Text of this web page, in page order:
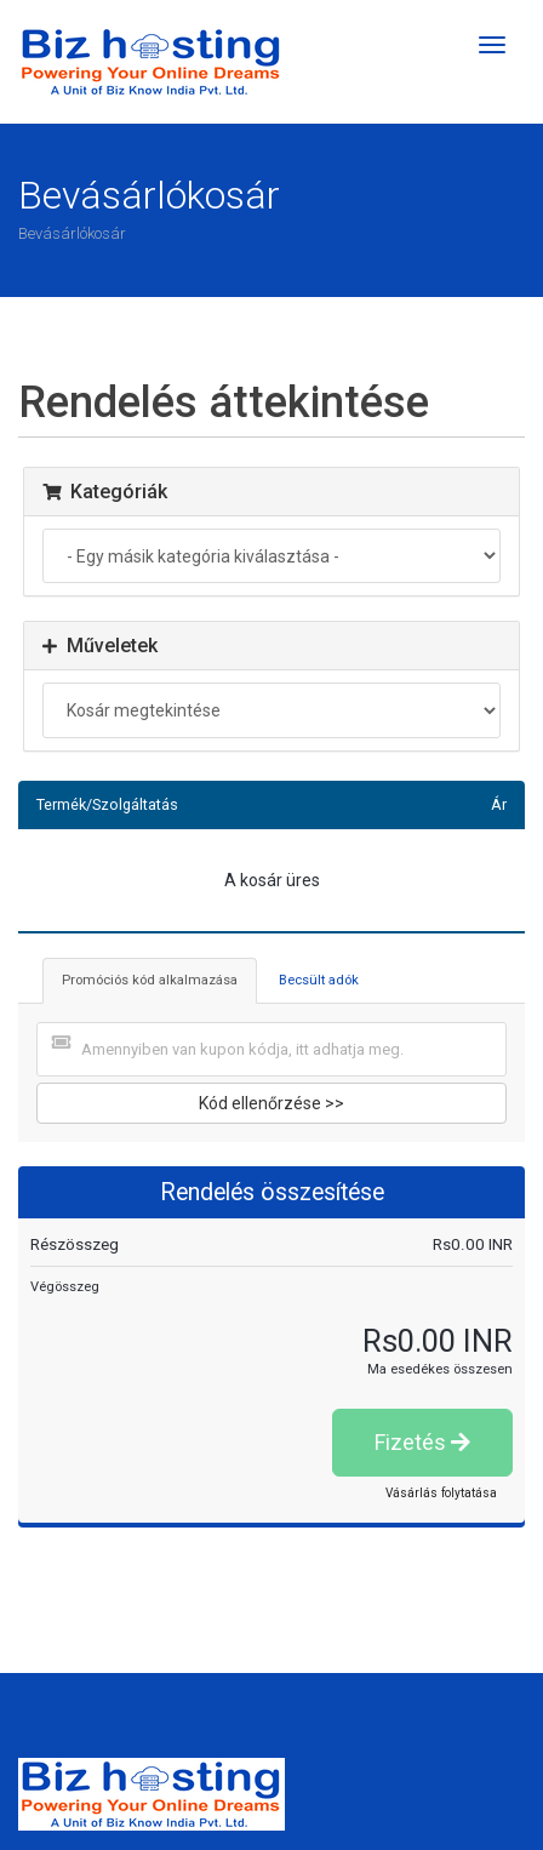
Váltás
Bevásárlókosár
Bevásárlókosár
Rendelés áttekintése
Kategóriák
Műveletek
Termék/Szolgáltatás Ár
A kosár üres
Promóciós kód alkalmazása Becsült adók
Kód ellenőrzése >>
Rendelés összesítése
Részösszeg Rs0.00 INR
Végösszeg
Rs0.00 INR
Ma esedékes összesen
Fizetés
Vásárlás folytatása